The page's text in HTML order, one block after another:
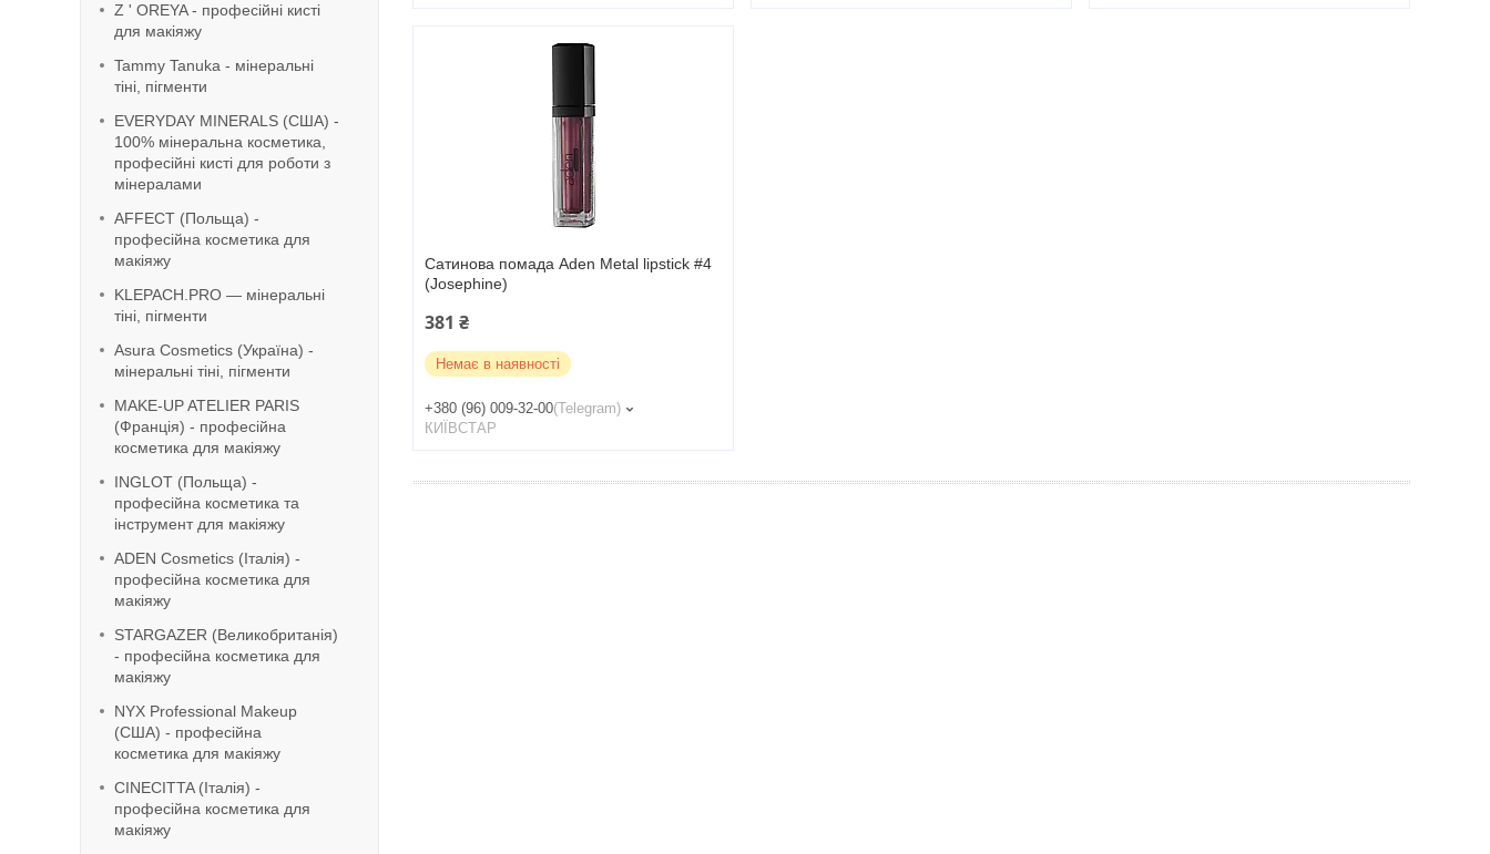
Z ' OREYA - професійні кисті
для макіяжу
Tammy Tanuka - мінеральні
тіні, пігменти
EVERYDAY MINERALS (США) -
100% мінеральна косметика,
професійні кисті для роботи з
мінералами
AFFECT (Польща) -
професійна косметика для
макіяжу
KLEPACH.PRO — мінеральні
тіні, пігменти
Asura Cosmetics (Україна) -
мінеральні тіні, пігменти
MAKE-UP ATELIER PARIS
(Франція) - професійна
косметика для макіяжу
INGLOT (Польща) -
професійна косметика та
інструмент для макіяжу
ADEN Cosmetics (Італія) -
професійна косметика для
макіяжу
STARGAZER (Великобританія)
- професійна косметика для
макіяжу
NYX Professional Makeup
(США) - професійна
косметика для макіяжу
CINECITTA (Італія) -
професійна косметика для
макіяжу
Сатинова помада Aden Metal lipstick #4
(Josephine)
381 ₴
Немає в наявності
+380 (96) 009-32-00 Telegram
КИЇВСТАР